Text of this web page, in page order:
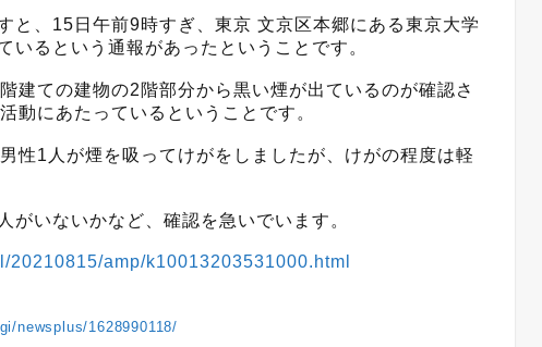
と、15日午前9時すぎ、東京 文京区本郷にある東京大学
いるという通報があったということです。
建ての建物の2階部分から黒い煙が出ているのが確認さ
動にあたっているということです。
性1人が煙を吸ってけがをしましたが、けがの程度は軽
がいないかなど、確認を急いでいます。
amp/k10013203531000.html
newsplus/1628990118/